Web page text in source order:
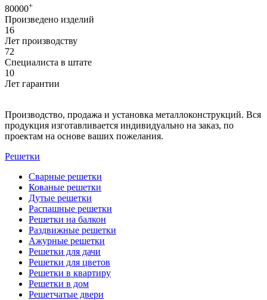
80000+
Произведено изделий
16
Лет производству
72
Специалиста в штате
10
Лет гарантии
Производство, продажа и установка металлоконструкций. Вся
продукция изготавливается индивидуально на заказ, по
проектам на основе ваших пожелания.
Решетки
Сварные решетки
Кованые решетки
Дутые решетки
Распашные решетки
Решетки на балкон
Раздвижные решетки
Ажурные решетки
Решетки для дачи
Решетки для цветов
Решетки в квартиру
Решетки в дом
Решетчатые двери